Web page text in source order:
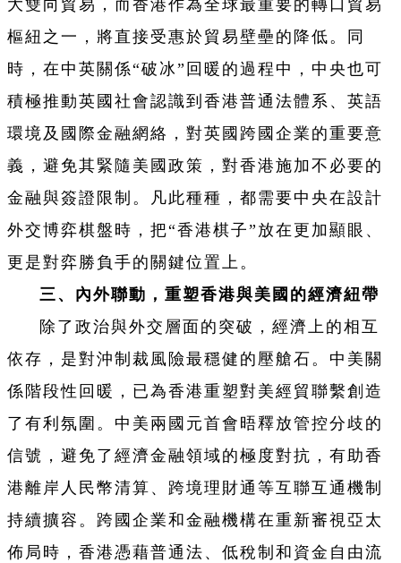
大雙向貿易，而香港作為全球最重要的轉口貿易
樞紐之一，將直接受惠於貿易壁壘的降低。同
時，在中英關係“破冰”回暖的過程中，中央也可
積極推動英國社會認識到香港普通法體系、英語
環境及國際金融網絡，對英國跨國企業的重要意
義，避免其緊隨美國政策，對香港施加不必要的
金融與簽證限制。凡此種種，都需要中央在設計
外交博弈棋盤時，把“香港棋子”放在更加顯眼、
更是對弈勝負手的關鍵位置上。
三、內外聯動，重塑香港與美國的經濟紐帶
除了政治與外交層面的突破，經濟上的相互
依存，是對沖制裁風險最穩健的壓艙石。中美關
係階段性回暖，已為香港重塑對美經貿聯繫創造
了有利氛圍。中美兩國元首會晤釋放管控分歧的
信號，避免了經濟金融領域的極度對抗，有助香
港離岸人民幣清算、跨境理財通等互聯互通機制
持續擴容。跨國企業和金融機構在重新審視亞太
佈局時，香港憑藉普通法、低稅制和資金自由流